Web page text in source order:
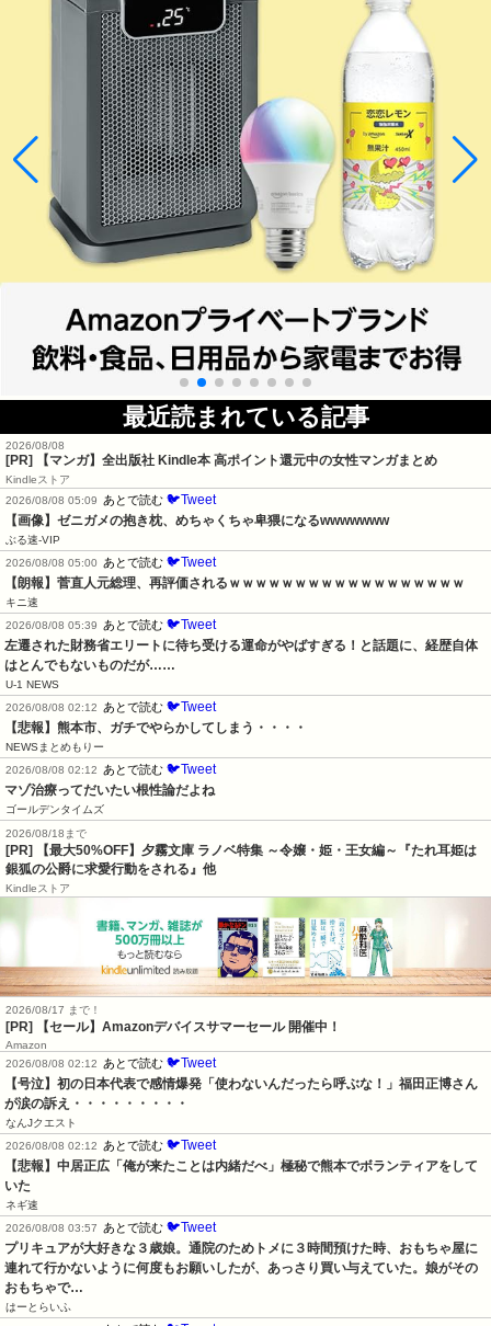
最近読まれている記事
2026/08/08
[PR] 【マンガ】全出版社 Kindle本 高ポイント還元中の女性マンガまとめ
Kindleストア
2026/08/08 05:09
あとで読む 🐦Tweet
【画像】ゼニガメの抱き枕、めちゃくちゃ卑猥になるwwwwwww
ぶる速-VIP
2026/08/08 05:00
あとで読む 🐦Tweet
【朗報】菅直人元総理、再評価されるｗｗｗｗｗｗｗｗｗｗｗｗｗｗｗｗｗｗ
キニ速
2026/08/08 05:39
あとで読む 🐦Tweet
左遷された財務省エリートに待ち受ける運命がやばすぎる！と話題に、経歴自体
はとんでもないものだが……
U-1 NEWS
2026/08/08 02:12
あとで読む 🐦Tweet
【悲報】熊本市、ガチでやらかしてしまう・・・・
NEWSまとめもりー
2026/08/08 02:12
あとで読む 🐦Tweet
マゾ治療ってだいたい根性論だよね
ゴールデンタイムズ
2026/08/18まで
[PR] 【最大50%OFF】夕霧文庫 ラノベ特集 ～令嬢・姫・王女編～『たれ耳姫は
銀狐の公爵に求愛行動をされる』他
Kindleストア
2026/08/17 まで！
[PR] 【セール】Amazonデバイスサマーセール 開催中！
Amazon
2026/08/08 02:12
あとで読む 🐦Tweet
【号泣】初の日本代表で感情爆発「使わないんだったら呼ぶな！」福田正博さん
が涙の訴え・・・・・・・・・
なんJクエスト
2026/08/08 02:12
あとで読む 🐦Tweet
【悲報】中居正広「俺が来たことは内緒だべ」極秘で熊本でボランティアをして
いた
ネギ速
2026/08/08 03:57
あとで読む 🐦Tweet
プリキュアが大好きな３歳娘。通院のためトメに３時間預けた時、おもちゃ屋に
連れて行かないように何度もお願いしたが、あっさり買い与えていた。娘がその
おもちゃで…
はーとらいふ